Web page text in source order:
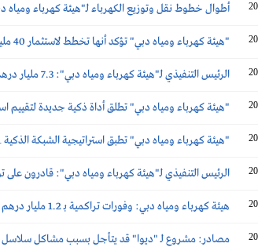
أطوال خطوط نقل وتوزيع الكهرباء لـ"هيئة كهرباء ومياه دبي" تصل إلى 41.9 ألف كيلومتر وخطوط نقل وتوزيع
"هيئة كهرباء ومياه دبي" تؤكد أنها تخطط لاستثمار 40 مليار درهم كنفقات رأسمالية
الرئيس التنفيذي لـ"هيئة كهرباء ومياه دبي": 7.3 مليار درهم توقعات أرباحنا في 2022
"هيئة كهرباء ومياه دبي" تطلق أداة ذكية جديدة لتقييم
"هيئة كهرباء ومياه دبي" تطبق استراتيجية الشبكة الذكية 2021 - 2035
الرئيس التنفيذي لـ"هيئة كهرباء ومياه دبي": قادرون على توزيع 6.2 مليار درهم سنوياً بغض النظر عن
هيئة كهرباء ومياه دبي: وفورات تراكمية بـ 1.2 مليار درهم بين 2012 و2021
مصادر: مشروع لـ "ديوا" قد يتأجل بسبب مشاكل سلاسل